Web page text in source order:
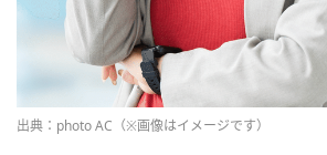
出典：photo AC（※画像はイメージです）